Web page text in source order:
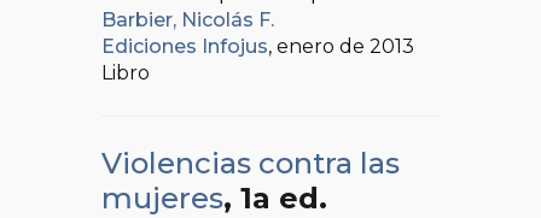
Barbier, Nicolás F.
Ediciones Infojus, enero de 2013
Libro
Violencias contra las
mujeres, 1a ed.